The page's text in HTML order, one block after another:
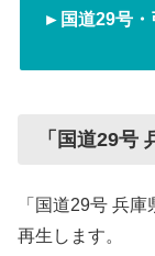
►国道29号・
「国道29号
「国道29号 兵
再生します。